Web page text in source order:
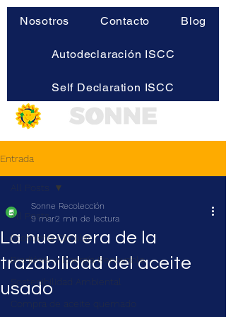
Nosotros Contacto Blog
Autodeclaración ISCC
Self Declaration ISCC
Entrada
All Posts
Economía Circular
Biodiésel y Energía Renovable
Sostenibilidad Ambiental
La nueva era de la
trazabilidad del aceite
usado
Sonne Recolección
9 mar2 min de lectura